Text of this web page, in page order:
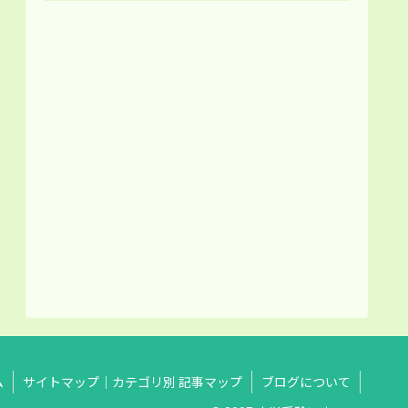
サイトマップ｜カテゴリ別 記事マップ
ブログについて